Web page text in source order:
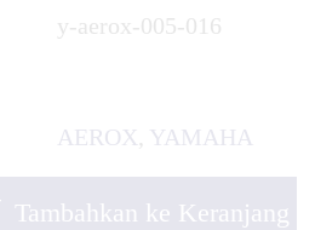
y-aerox-005-016
AEROX, YAMAHA
Tambahkan ke Keranjang